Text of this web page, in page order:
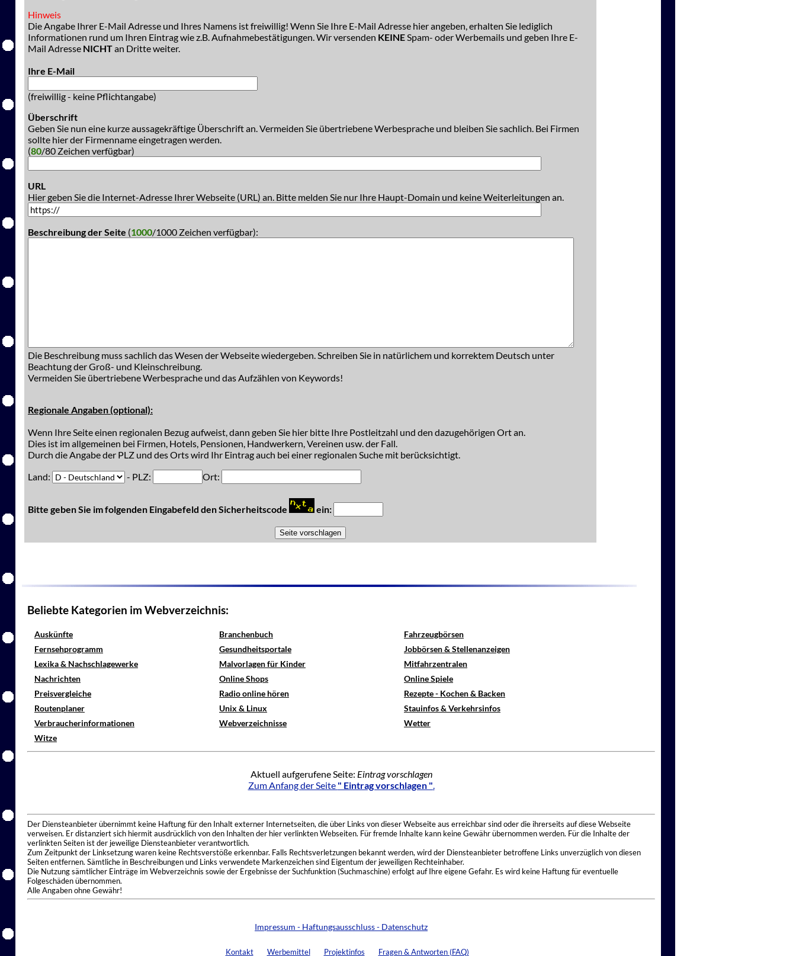
Hinweis
Die Angabe Ihrer E-Mail Adresse und Ihres Namens ist freiwillig! Wenn Sie Ihre E-Mail Adresse hier angeben, erhalten Sie lediglich
Informationen rund um Ihren Eintrag wie z.B. Aufnahmebestätigungen. Wir versenden KEINESpam- oder Werbemails und geben Ihre E-
Mail Adresse NICHTan Dritte weiter.
Ihre E-Mail
(freiwillig - keine Pflichtangabe)
Überschrift
Geben Sie nun eine kurze aussagekräftige Überschrift an. Vermeiden Sie übertriebene Werbesprache und bleiben Sie sachlich. Bei Firmen
sollte hier der Firmenname eingetragen werden.
(80/80 Zeichen verfügbar)
URL
Hier geben Sie die Internet-Adresse Ihrer Webseite (URL) an. Bitte melden Sie nur Ihre Haupt-Domain und keine Weiterleitungen an.
Beschreibung der Seite (1000/1000 Zeichen verfügbar):
Die Beschreibung muss sachlich das Wesen der Webseite wiedergeben. Schreiben Sie in natürlichem und korrektem Deutsch unter
Beachtung der Groß- und Kleinschreibung.
Vermeiden Sie übertriebene Werbesprache und das Aufzählen von Keywords!
Regionale Angaben (optional):
Wenn Ihre Seite einen regionalen Bezug aufweist, dann geben Sie hier bitte Ihre Postleitzahl und den dazugehörigen Ort an.
Dies ist im allgemeinen bei Firmen, Hotels, Pensionen, Handwerkern, Vereinen usw. der Fall.
Durch die Angabe der PLZ und des Orts wird Ihr Eintrag auch bei einer regionalen Suche mit berücksichtigt.
Land:
- PLZ: Ort:
Bitte geben Sie im folgenden Eingabefeld den Sicherheitscode ein:
Beliebte Kategorien im Webverzeichnis:
Auskünfte Branchenbuch
Fahrzeugbörsen
Fernsehprogramm
Gesundheitsportale
Jobbörsen & Stellenanzeigen
Lexika & Nachschlagewerke
Malvorlagen für Kinder
Mitfahrzentralen
Nachrichten
Online Shops
Online Spiele
Preisvergleiche
Radio online hören
Rezepte - Kochen & Backen
Routenplaner
Unix & Linux
Stauinfos & Verkehrsinfos
Verbraucherinformationen
Webverzeichnisse
Wetter
Witze
Aktuell aufgerufene Seite: Eintrag vorschlagen
Zum Anfang der Seite " Eintrag vorschlagen ".
Der Diensteanbieter übernimmt keine Haftung für den Inhalt externer Internetseiten, die über Links von dieser Webseite aus erreichbar sind oder die ihrerseits auf diese Webseite
verweisen. Er distanziert sich hiermit ausdrücklich von den Inhalten der hier verlinkten Webseiten. Für fremde Inhalte kann keine Gewähr übernommen werden. Für die Inhalte der
verlinkten Seiten ist der jeweilige Diensteanbieter verantwortlich.
Zum Zeitpunkt der Linksetzung waren keine Rechtsverstöße erkennbar. Falls Rechtsverletzungen bekannt werden, wird der Diensteanbieter betroffene Links unverzüglich von diesen
Seiten entfernen. Sämtliche in Beschreibungen und Links verwendete Markenzeichen sind Eigentum der jeweiligen Rechteinhaber.
Die Nutzung sämtlicher Einträge im Webverzeichnis sowie der Ergebnisse der Suchfunktion (Suchmaschine) erfolgt auf Ihre eigene Gefahr. Es wird keine Haftung für eventuelle
Folgeschäden übernommen.
Alle Angaben ohne Gewähr!
Impressum - Haftungsausschluss - Datenschutz
Kontakt Werbemittel Projektinfos Fragen & Antworten (FAQ)